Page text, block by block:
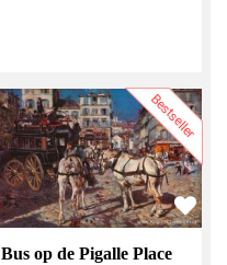
Bestseller
Bus op de Pigalle Place